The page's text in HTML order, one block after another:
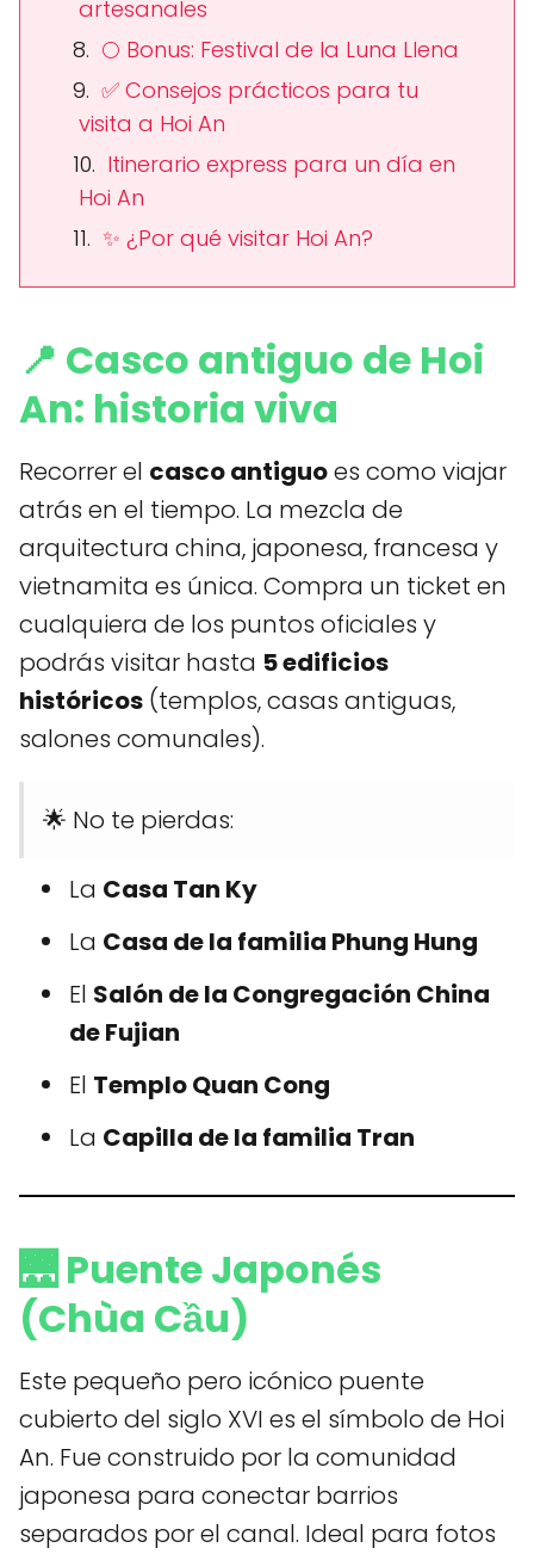
artesanales
🌕 Bonus: Festival de la Luna Llena
✅ Consejos prácticos para tu
visita a Hoi An
Itinerario express para un día en
Hoi An
✨ ¿Por qué visitar Hoi An?
📍 Casco antiguo de Hoi
An: historia viva
Recorrer el casco antiguoes como viajar
atrás en el tiempo. La mezcla de
arquitectura china, japonesa, francesa y
vietnamita es única. Compra un ticket en
cualquiera de los puntos oficiales y
podrás visitar hasta 5 edificios
históricos (templos, casas antiguas,
salones comunales).
🌟 No te pierdas:
La Casa Tan Ky
La Casa de la familia Phung Hung
El Salón de la Congregación China
de Fujian
El Templo Quan Cong
La Capilla de la familia Tran
🌉 Puente Japonés
(Chùa Cầu)
Este pequeño pero icónico puente
cubierto del siglo XVI es el símbolo de Hoi
An. Fue construido por la comunidad
japonesa para conectar barrios
separados por el canal. Ideal para fotos